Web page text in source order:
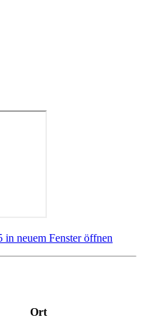
neuem Fenster öffnen
Ort